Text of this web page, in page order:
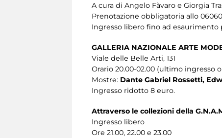
A cura di Angelo Fàvaro e Giorgia
Prenotazione obbligatoria allo
Ingresso libero fino ad esaurimento
GALLERIA NAZIONALE ARTE
Viale delle Belle Arti, 131
Orario 20.00-02.00 (ultimo ingresso
Mostre: Dante Gabriel Rossetti,
Ingresso ridotto 8 euro.
Attraverso le collezioni della
Ingresso libero
Ore 21.00, 22.00 e 23.00